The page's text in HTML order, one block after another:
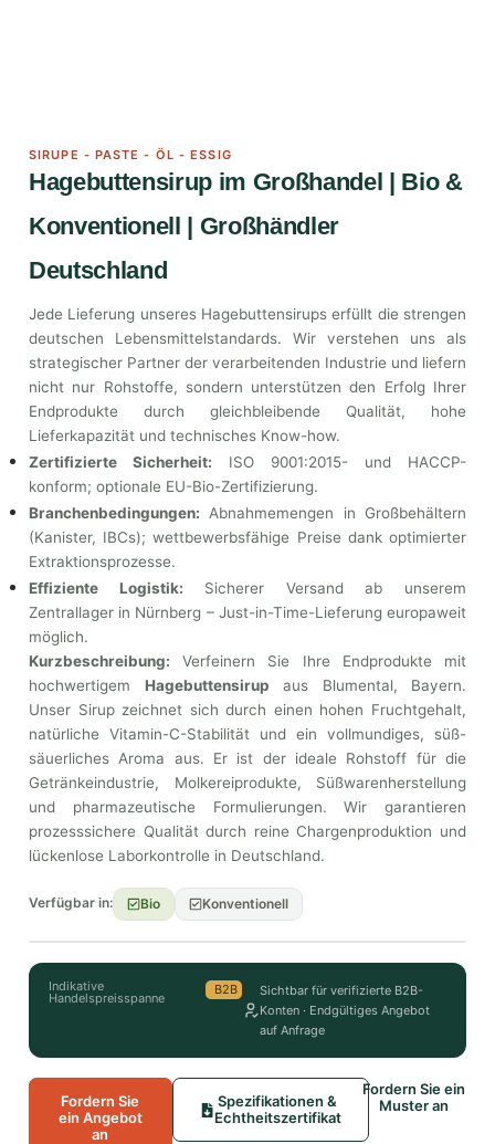
SIRUPE - PASTE - ÖL - ESSIG
Hagebuttensirup im Großhandel | Bio &
Konventionell | Großhändler
Deutschland
Jede Lieferung unseres Hagebuttensirups erfüllt die strengen
deutschen Lebensmittelstandards. Wir verstehen uns als
strategischer Partner der verarbeitenden Industrie und liefern
nicht nur Rohstoffe, sondern unterstützen den Erfolg Ihrer
Endprodukte durch gleichbleibende Qualität, hohe
Lieferkapazität und technisches Know-how.
Zertifizierte Sicherheit: ISO 9001:2015- und HACCP-
konform; optionale EU-Bio-Zertifizierung.
Branchenbedingungen: Abnahmemengen in Großbehältern
(Kanister, IBCs); wettbewerbsfähige Preise dank optimierter
Extraktionsprozesse.
Effiziente Logistik: Sicherer Versand ab unserem
Zentrallager in Nürnberg – Just-in-Time-Lieferung europaweit
möglich.
Kurzbeschreibung: Verfeinern Sie Ihre Endprodukte mit
hochwertigem Hagebuttensirup aus Blumental, Bayern.
Unser Sirup zeichnet sich durch einen hohen Fruchtgehalt,
natürliche Vitamin-C-Stabilität und ein vollmundiges, süß-
säuerliches Aroma aus. Er ist der ideale Rohstoff für die
Getränkeindustrie, Molkereiprodukte, Süßwarenherstellung
und pharmazeutische Formulierungen. Wir garantieren
prozesssichere Qualität durch reine Chargenproduktion und
lückenlose Laborkontrolle in Deutschland.
Verfügbar in: Bio Konventionell
Indikative
Handelspreisspanne
B2B
Sichtbar für verifizierte B2B-
Konten · Endgültiges Angebot
auf Anfrage
Fordern Sie
ein Angebot
an
Spezifikationen &
Echtheitszertifikat
Fordern Sie ein
Muster an